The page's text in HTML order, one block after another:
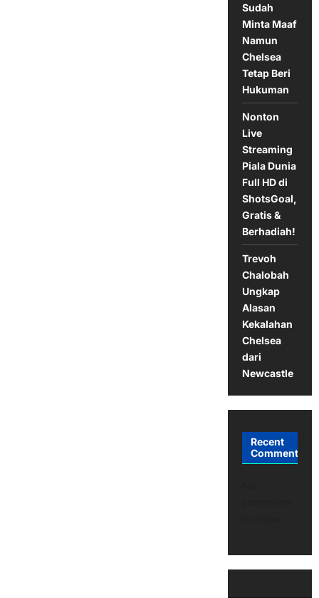
Sudah
Minta Maaf
Namun
Chelsea
Tetap Beri
Hukuman
Nonton
Live
Streaming
Piala Dunia
Full HD di
ShotsGoal,
Gratis &
Berhadiah!
Trevoh
Chalobah
Ungkap
Alasan
Kekalahan
Chelsea
dari
Newcastle
Recent
Comments